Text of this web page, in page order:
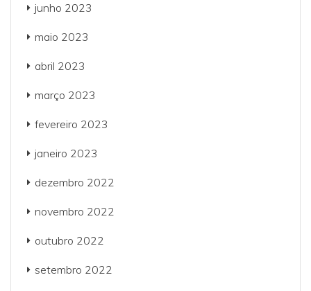
junho 2023
maio 2023
abril 2023
março 2023
fevereiro 2023
janeiro 2023
dezembro 2022
novembro 2022
outubro 2022
setembro 2022